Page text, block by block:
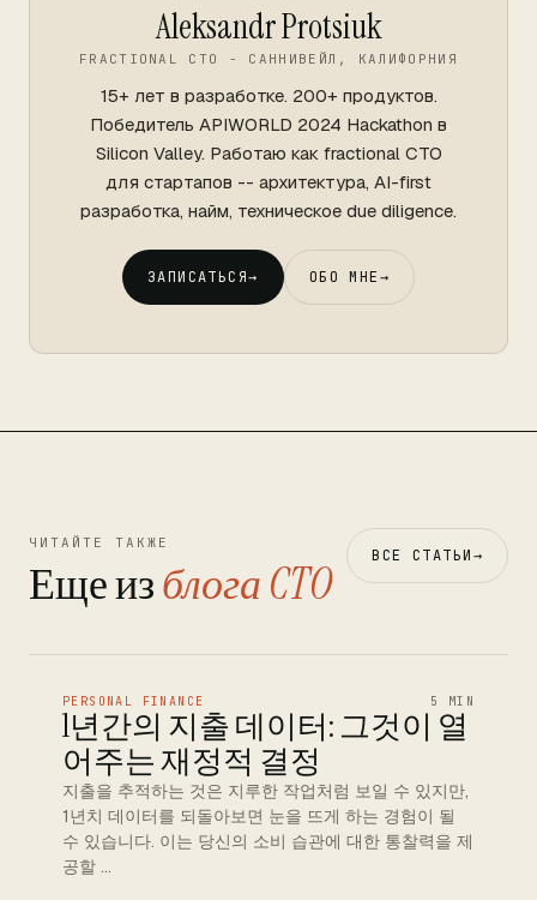
Aleksandr Protsiuk
FRACTIONAL CTO - САННИВЕЙЛ, КАЛИФОРНИЯ
15+ лет в разработке. 200+ продуктов.
Победитель APIWORLD 2024 Hackathon в
Silicon Valley. Работаю как fractional CTO
для стартапов -- архитектура, AI-first
разработка, найм, техническое due diligence.
ЗАПИСАТЬСЯ→ ОБО МНЕ→
ЧИТАЙТЕ ТАКЖЕ
Еще изблога CTO ВСЕ СТАТЬИ→
PERSONAL FINANCE 5 MIN
1년간의 지출 데이터: 그것이 열
어주는 재정적 결정
지출을 추적하는 것은 지루한 작업처럼 보일 수 있지만,
1년치 데이터를 되돌아보면 눈을 뜨게 하는 경험이 될
수 있습니다. 이는 당신의 소비 습관에 대한 통찰력을 제
공할 …